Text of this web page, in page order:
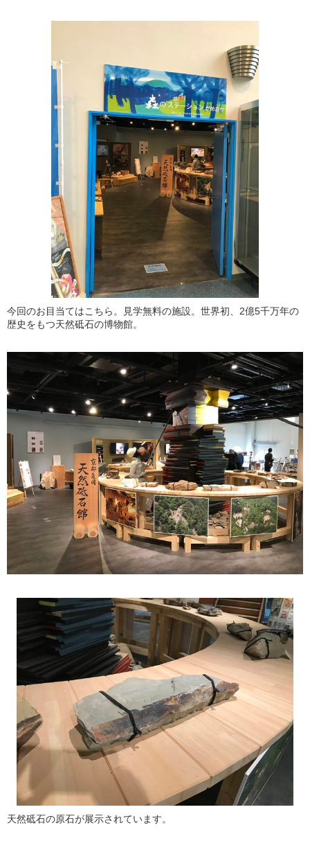
今回のお目当てはこちら。見学無料の施設。世界初、2億5千万年の
歴史をもつ天然砥石の博物館。
天然砥石の原石が展示されています。